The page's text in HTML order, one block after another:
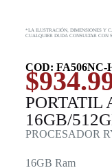
*LA ILUSTRACIÓN, DIMENSIONES Y
CUALQUIER DUDA CONSULTAR CON
COD: FA506NC-
$
PORTATIL
16GB/
PROCESADOR
16GB Ram